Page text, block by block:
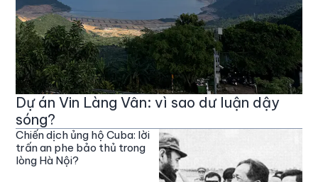
Dự án Vin Làng Vân: vì sao dư luận dậy
sóng?
Chiến dịch ủng hộ Cuba: lời
trấn an phe bảo thủ trong
lòng Hà Nội?